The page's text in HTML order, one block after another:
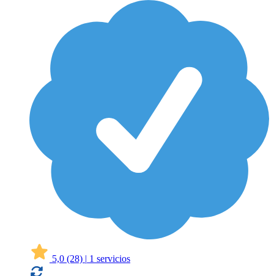
5,0 (28) | 1 servicios